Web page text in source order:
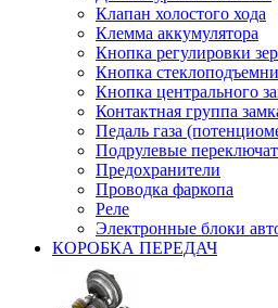
Клапан холостого хода
Клемма аккумулятора
Кнопка регулировки
Кнопка
Кнопка центрального
Контактная группа
Педаль газа
Подрулевые
Предохранители
Проводка фаркопа
Реле
Электронные блоки
КОРОБКА ПЕРЕДАЧ